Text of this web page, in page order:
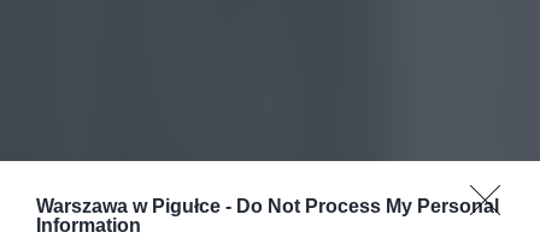
Warszawa w Pigułce - Do Not Process My Personal
Information